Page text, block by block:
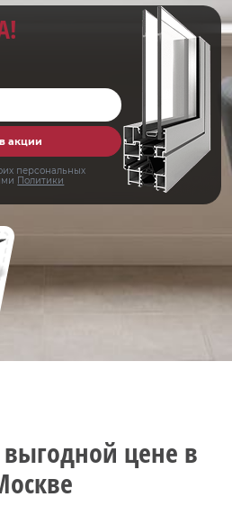
акции
персональных
Политики
цене в